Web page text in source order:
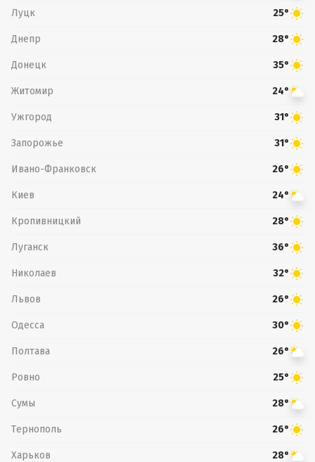
Луцк 25°
Днепр 28°
Донецк 35°
Житомир 24°
Ужгород 31°
Запорожье 31°
Ивано-Франковск 26°
Киев 24°
Кропивницкий 28°
Луганск 36°
Николаев 32°
Львов 26°
Одесса 30°
Полтава 26°
Ровно 25°
Сумы 28°
Тернополь 26°
Харьков 28°